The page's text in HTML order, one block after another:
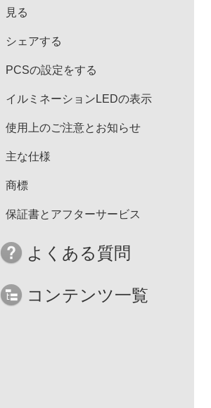
見る
シェアする
PCSの設定をする
イルミネーションLEDの表示
使用上のご注意とお知らせ
主な仕様
商標
保証書とアフターサービス
よくある質問
コンテンツ一覧